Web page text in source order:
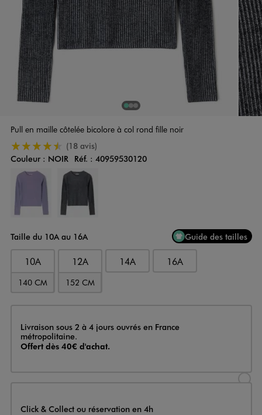
1Sur 3
2Sur 3
3 Sur 3
Pull en maille côtelée bicolore à col rond fille noir
4.5/5 de moyenne
(18 avis)
Couleur
Couleur : NOIR Réf. : 40959530120
Choisissez votre Couleur
Taille du 10A au 16A Guide des tailles
10A
140 CM
12A
152 CM
14A 16A
Livraison
Livraison sous 2 à 4 jours ouvrés en France
métropolitaine.
Offert dès 40€ d'achat.
Click & Collect ou réservation en 4h